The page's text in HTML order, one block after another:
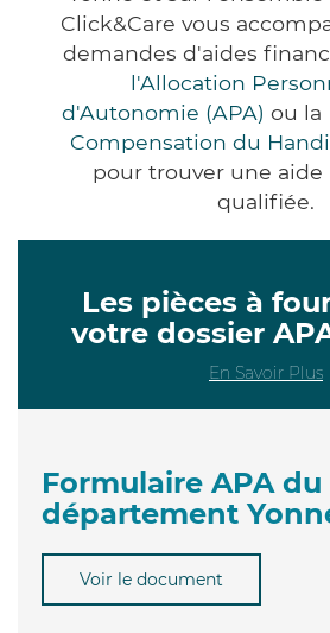
Click&Care vous
demandes d'aides
l'Allocation
d'Autonomie (APA) ou la
Compensation du
pour trouver une aide
qualifiée.
Les pièces à
votre dossier
En Savoir Plus
Formulaire APA du
département
Voir le document